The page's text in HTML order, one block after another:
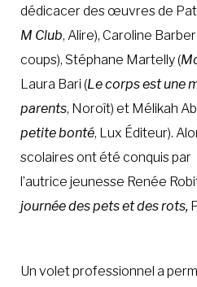
dédicacer des œuvres de
M Club, Alire), Caroline Barber
coups), Stéphane Martelly (
Laura Bari (Le corps est une
parents, Noroît) et Mélikah
petite bonté, Lux Éditeur).
scolaires ont été conquis par
l’autrice jeunesse Renée
journée des pets et des rots,
Un volet professionnel a